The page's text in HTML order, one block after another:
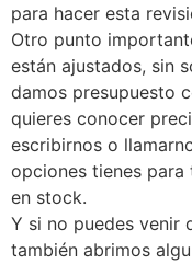
para hacer esta
Otro punto
están ajustados, sin
damos presupuesto
quieres conocer
escribirnos o
opciones tienes
en stock.
Y si no puedes venir
también abrimos